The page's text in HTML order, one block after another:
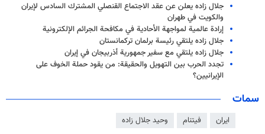
جلال زاده يعلن عن عقد الاجتماع القنصلي المشترك السادس لإيران
والكويت في طهران
إرادة عالمية لمواجهة الأحادية في مكافحة الجرائم الإلكترونية
جلال زاده يلتقي رئيسة برلمان تركمانستان
جلال زاده يلتقي مع سفير جمهورية أذربيجان في إيران
تجدد الحرب بين التهويل والحقيقة: من يقود حملة الخوف على
الإيرانيين؟
سمات
ايران فيتنام وحيد جلال زاده